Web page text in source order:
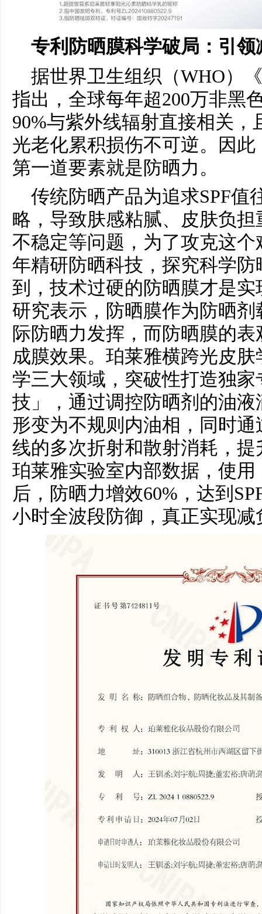
专利防晒膜科学破局：引
据世界卫生组织（WHO）
指出，全球每年超200万非黑
90%与紫外线辐射直接相关
光老化累积损伤不可逆。因
第一道要素就是防晒力。
传统防晒产品为追求SPF值
略，导致肤感粘腻、皮肤负
不稳定等问题，为了攻克这
年精研防晒科技，探究科学
到，技术过硬的防晒膜才是
研究表示，防晒膜作为防晒
际防晒力发挥，而防晒膜的
成膜效果。珀莱雅横跨光皮
学三大领域，突破性打造独
技」，通过调控防晒剂的油
形变为不规则内油相，同时
线的多次折射和散射消耗，
珀莱雅实验室内部数据，使
后，防晒力增效60%，达到
小时全波段防御，真正实现